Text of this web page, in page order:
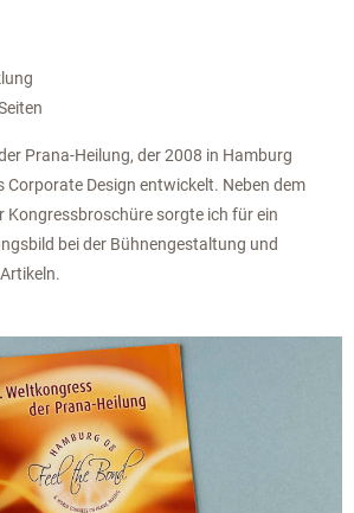
Prana-Heilung, der 2008 in Hamburg
Design entwickelt. Neben dem
Kongressbroschüre sorgte ich für ein
bei der Bühnengestaltung und